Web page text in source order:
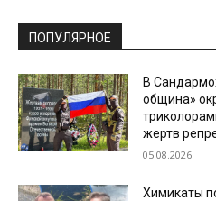
ПОПУЛЯРНОЕ
В
община»
жертв
05.08.2026
Химикаты